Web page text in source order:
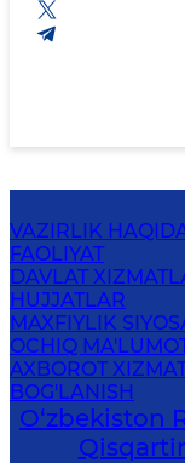
VAZIRLIK
FAOLIYAT
DAVLAT
HUJJATLAR
MAXFIYLIK
OCHIQ
AXBOROT
BOG'LANISH
O‘zbekiston